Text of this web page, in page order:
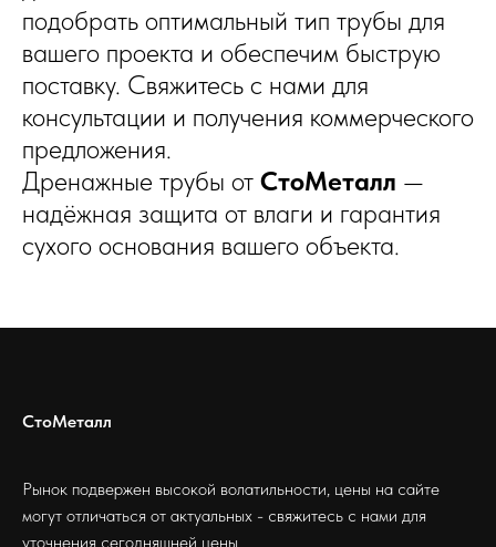
подобрать оптимальный тип трубы для
вашего проекта и обеспечим быструю
поставку. Свяжитесь с нами для
консультации и получения коммерческого
предложения.
Дренажные трубы от СтоМеталл —
надёжная защита от влаги и гарантия
сухого основания вашего объекта.
СтоМеталл
Рынок подвержен высокой волатильности, цены на сайте
могут отличаться от актуальных - свяжитесь с нами для
уточнения сегодняшней цены